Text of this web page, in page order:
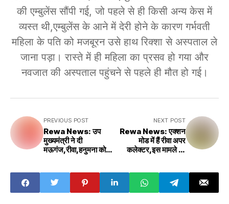
की एम्बुलेंस सौंपी गई, जो पहले से ही किसी अन्य केस में
व्यस्त थी,एम्बुलेंस के आने में देरी होने के कारण गर्भवती
महिला के पति को मजबूरन उसे हाथ रिक्शा से अस्पताल ले
जाना पड़ा। रास्ते में ही महिला का प्रसव हो गया और
नवजात की अस्पताल पहुंचने से पहले ही मौत हो गई।
PREVIOUS POST
Rewa News: उप
मुख्यमंत्री ने दी
मऊगंज,रीवा,हनुमना को
NEXT POST
Rewa News: एक्शन
मोड में हैं रीवा अपर
कलेक्टर,इस मामले को